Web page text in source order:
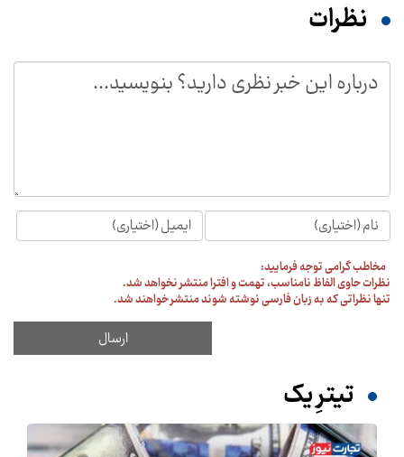
نظرات
مخاطب گرامی توجه فرمایید:
نظرات حاوی الفاظ نامناسب، تهمت و افترا منتشر نخواهد شد.
تنها نظراتی که به زبان فارسی نوشته شوند منتشر خواهند شد.
تیترِ یک